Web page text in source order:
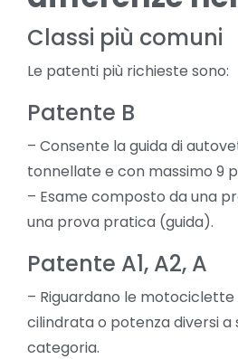
Classi più comuni
Le patenti più richieste sono:
Patente B
– Consente la guida di
tonnellate e con massimo 9
– Esame composto da una
una prova pratica (guida).
Patente A1, A2, A
– Riguardano le motociclette
cilindrata o potenza diversi a
categoria.